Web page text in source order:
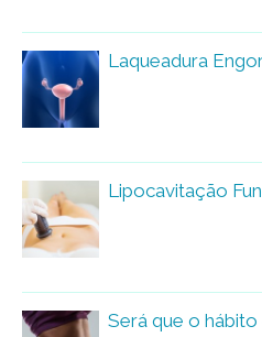
Laqueadura
Lipocavitação
Será que o